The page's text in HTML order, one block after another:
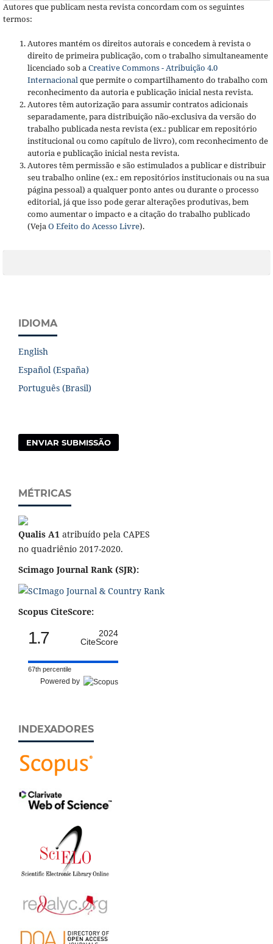
Autores que publicam nesta revista concordam com os seguintes
termos:
Autores mantém os direitos autorais e concedem à revista o
direito de primeira publicação, com o trabalho simultaneamente
licenciado sob aCreative Commons - Atribuição 4.0
Internacionalque permite o compartilhamento do trabalho com
reconhecimento da autoria e publicação inicial nesta revista.
Autores têm autorização para assumir contratos adicionais
separadamente, para distribuição não-exclusiva da versão do
trabalho publicada nesta revista (ex.: publicar em repositório
institucional ou como capítulo de livro), com reconhecimento de
autoria e publicação inicial nesta revista.
Autores têm permissão e são estimulados a publicar e distribuir
seu trabalho online (ex.: em repositórios institucionais ou na sua
página pessoal) a qualquer ponto antes ou durante o processo
editorial, já que isso pode gerar alterações produtivas, bem
como aumentar o impacto e a citação do trabalho publicado
(VejaO Efeito do Acesso Livre).
IDIOMA
English
Español (España)
Português (Brasil)
ENVIAR SUBMISSÃO
MÉTRICAS
Qualis A1 atribuído pela CAPES
no quadriênio 2017-2020.
Scimago Journal Rank (SJR):
Scopus CiteScore:
1.7
2024
CiteScore
67th percentile
Powered by
INDEXADORES